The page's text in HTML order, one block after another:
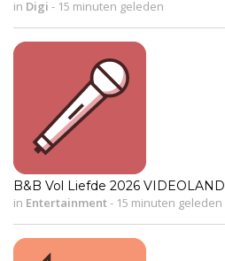
in Digi - 15 minuten geleden
B&B Vol Liefde 2026 VIDEOLAND
in Entertainment- 15 minuten geleden